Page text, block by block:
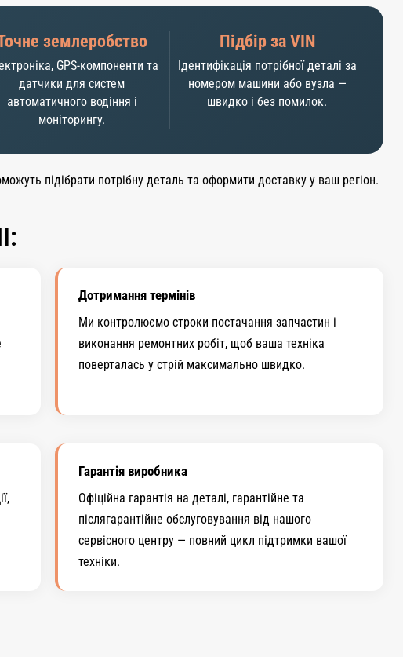
землеробство
GPS-компоненти та
датчики для систем
автоматичного водіння і
моніторингу.
Підбір за VIN
Ідентифікація потрібної деталі за
номером машини або вузла —
швидко і без помилок.
підібрати потрібну деталь та оформити доставку у ваш регіон.
Дотримання термінів
Ми контролюємо строки постачання запчастин і
виконання ремонтних робіт, щоб ваша техніка
поверталась у стрій максимально швидко.
Гарантія виробника
Офіційна гарантія на деталі, гарантійне та
післягарантійне обслуговування від нашого
сервісного центру — повний цикл підтримки вашої
техніки.